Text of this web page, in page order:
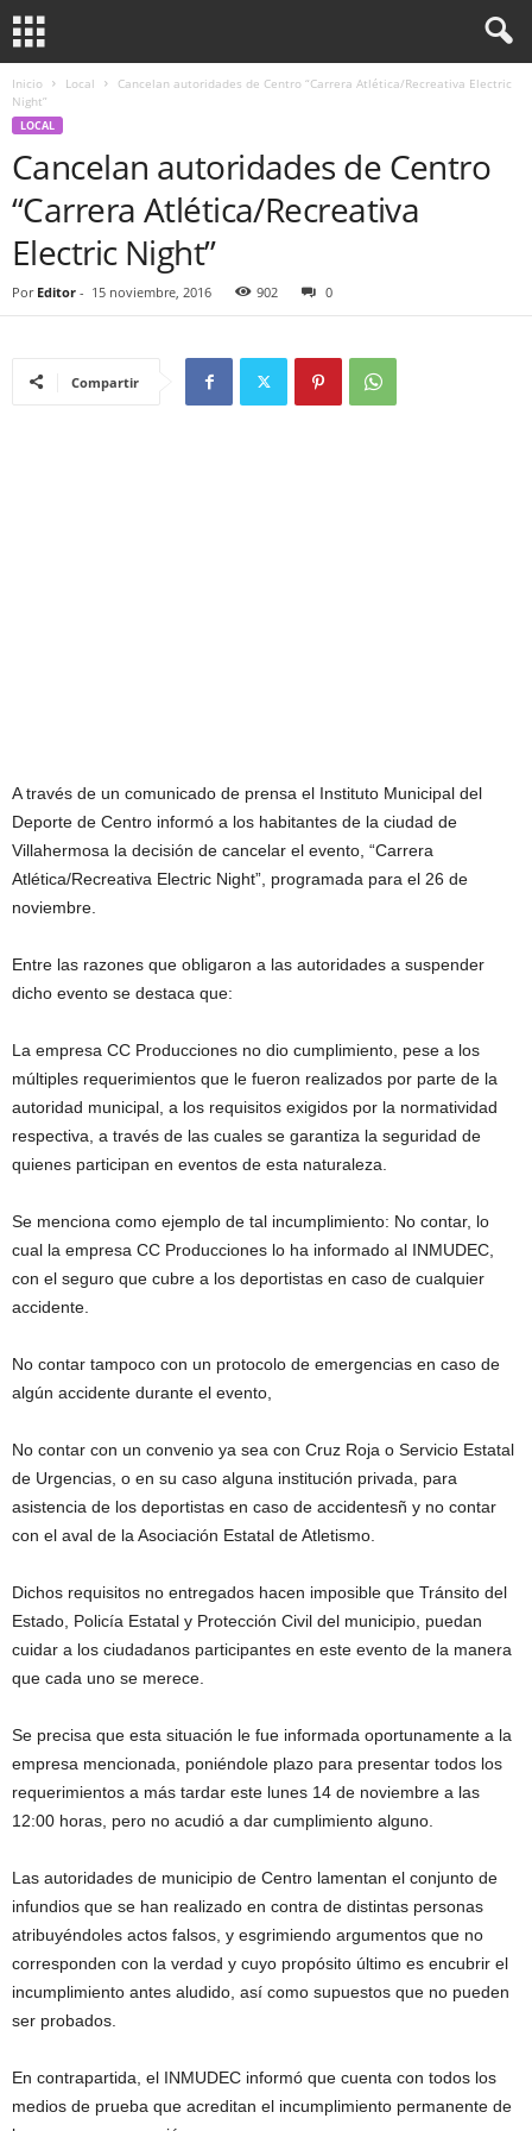
Inicio Local
Cancelan autoridades de Centro “Carrera Atlética/Recreativa Electric
Night”
LOCAL
Cancelan autoridades de Centro
“Carrera Atlética/Recreativa
Electric Night”
Por Editor - 15 noviembre, 2016 902 0
Compartir
A través de un comunicado de prensa el Instituto Municipal del
Deporte de Centro informó a los habitantes de la ciudad de
Villahermosa la decisión de cancelar el evento, “Carrera
Atlética/Recreativa Electric Night”, programada para el 26 de
noviembre.
Entre las razones que obligaron a las autoridades a suspender
dicho evento se destaca que:
La empresa CC Producciones no dio cumplimiento, pese a los
múltiples requerimientos que le fueron realizados por parte de la
autoridad municipal, a los requisitos exigidos por la normatividad
respectiva, a través de las cuales se garantiza la seguridad de
quienes participan en eventos de esta naturaleza.
Se menciona como ejemplo de tal incumplimiento: No contar, lo
cual la empresa CC Producciones lo ha informado al INMUDEC,
con el seguro que cubre a los deportistas en caso de cualquier
accidente.
No contar tampoco con un protocolo de emergencias en caso de
algún accidente durante el evento,
No contar con un convenio ya sea con Cruz Roja o Servicio Estatal
de Urgencias, o en su caso alguna institución privada, para
asistencia de los deportistas en caso de accidentesñ y no contar
con el aval de la Asociación Estatal de Atletismo.
Dichos requisitos no entregados hacen imposible que Tránsito del
Estado, Policía Estatal y Protección Civil del municipio, puedan
cuidar a los ciudadanos participantes en este evento de la manera
que cada uno se merece.
Se precisa que esta situación le fue informada oportunamente a la
empresa mencionada, poniéndole plazo para presentar todos los
requerimientos a más tardar este lunes 14 de noviembre a las
12:00 horas, pero no acudió a dar cumplimiento alguno.
Las autoridades de municipio de Centro lamentan el conjunto de
infundios que se han realizado en contra de distintas personas
atribuyéndoles actos falsos, y esgrimiendo argumentos que no
corresponden con la verdad y cuyo propósito último es encubrir el
incumplimiento antes aludido, así como supuestos que no pueden
ser probados.
En contrapartida, el INMUDEC informó que cuenta con todos los
medios de prueba que acreditan el incumplimiento permanente de